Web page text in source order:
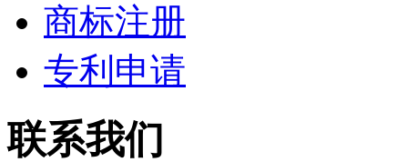
商标注册
专利申请
联系我们